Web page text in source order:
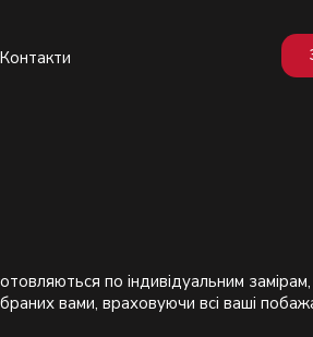
Контакти
по індивідуальним